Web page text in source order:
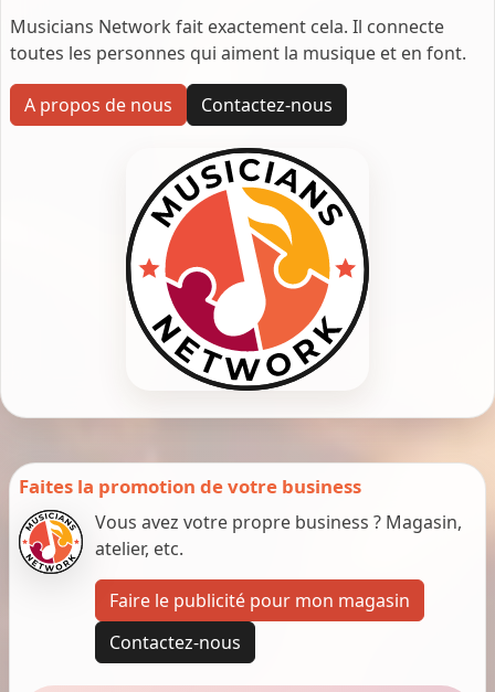
Musicians Network fait exactement cela. Il connecte
toutes les personnes qui aiment la musique et en font.
A propos de nous Contactez-nous
Faites la promotion de votre business
Vous avez votre propre business ? Magasin,
atelier, etc.
Faire le publicité pour mon magasin
Contactez-nous